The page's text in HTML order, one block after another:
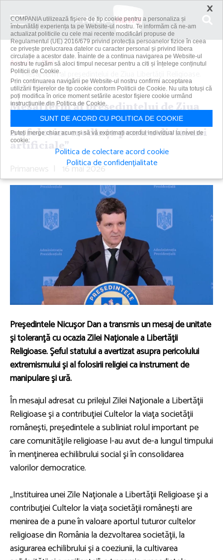
Acasă
Știri
Mesaj ferm al preşedintelui de Ziua Libertăţii Religioase.
Nicuşor Dan:...
Mesaj ferm al preşedintelui de Ziua
Libertăţii Religioase. Nicuşor Dan: „Să
nu folosim credinţa pentru diviziuni
artificiale”
Primanews | 16 mai 2026
PreşedinteleNicuşor Dana transmis un mesaj de unitate
şi toleranţă cu ocazia Zilei Naţionale a Libertăţii
Religioase. Şeful statului a avertizat asupra pericolului
extremismului şi al folosirii religiei ca instrument de
manipulare şi ură.
În mesajul adresat cu prilejul Zilei Naţionale a Libertăţii
Religioase şi a contribuţiei Cultelor la viaţa societăţii
româneşti, preşedintele a subliniat rolul important pe
care comunităţile religioase l-au avut de-a lungul timpului
în menţinerea echilibrului social şi în consolidarea
valorilor democratice.
„Instituirea unei Zile Naţionale a Libertăţii Religioase şi a
contribuţiei Cultelor la viaţa societăţii româneşti are
menirea de a pune în valoare aportul tuturor cultelor
religioase din România la dezvoltarea societăţii, la
asigurarea echilibrului şi a coeziunii, la cultivarea
×
COMPANIA utilizează fişiere de tip cookie pentru a personaliza și
îmbunătăți experiența ta pe Website-ul nostru. Te informăm că ne-am
actualizat politicile cu cele mai recente modificări propuse de
Regulamentul (UE) 2016/679 privind protecția persoanelor fizice în ceea
ce privește prelucrarea datelor cu caracter personal și privind libera
circulație a acestor date. Înainte de a continua navigarea pe Website-ul
nostru te rugăm să aloci timpul necesar pentru a citi și înțelege conținutul
Politicii de Cookie.
Prin continuarea navigării pe Website-ul nostru confirmi acceptarea
utilizării fişierelor de tip cookie conform Politicii de Cookie. Nu uita totuși că
poți modifica în orice moment setările acestor fişiere cookie urmând
instrucțiunile din Politica de Cookie.
SUNT DE ACORD CU POLITICA DE COOKIE
Puteți merge chiar acum și să vă exprimați acordul individual la nivel de
cookie:
Politica de colectare acord cookie
Politica de confidențialitate